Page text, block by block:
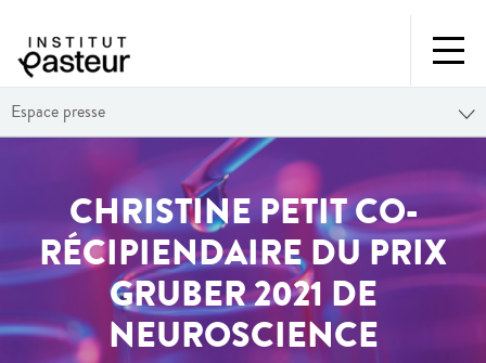
Espace presse
CHRISTINE PETIT CO-
RÉCIPIENDAIRE DU PRIX
GRUBER 2021 DE
NEUROSCIENCE